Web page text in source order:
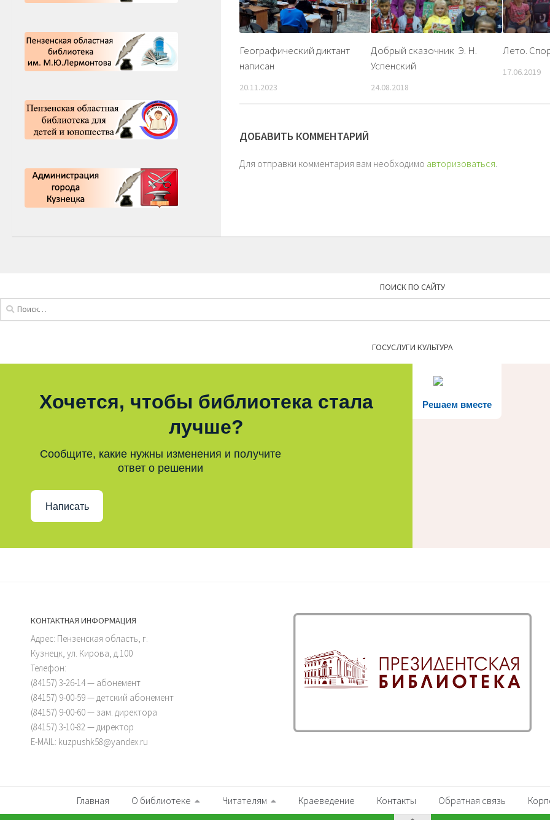
Географический диктант
написан
20.11.2023
Добрый сказочник Э. Н.
Успенский
24.08.2018
Лето.
17.06.2019
ДОБАВИТЬ КОММЕНТАРИЙ
Для отправки комментария вам необходимо авторизоваться
ПОИСК ПО САЙТУ
ГОСУСЛУГИ КУЛЬТУРА
Решаем вместе
Хочется, чтобы библиотека стала
лучше?
Сообщите, какие нужны изменения и получите
ответ о решении
Написать
КОНТАКТНАЯ ИНФОРМАЦИЯ
Адрес: Пензенская область, г.
Кузнецк, ул. Кирова, д.100
Телефон:
(84157) 3-26-14 — абонемент
(84157) 9-00-59 — детский абонемент
(84157) 9-00-60 — зам. директора
(84157) 3-10-82 — директор
E-MAIL: kuzpushk58@yandex.ru
Главная О библиотеке Читателям Краеведение Контакты Обратная связь